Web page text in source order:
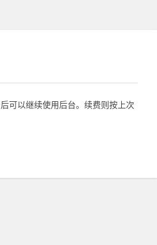
可以继续使用后台。续费则按上次